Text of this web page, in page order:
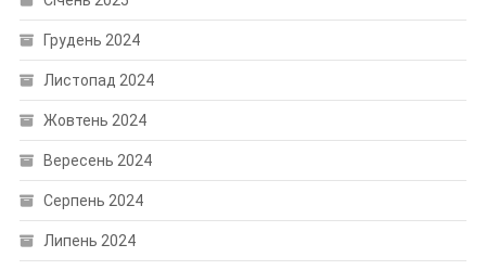
Грудень 2024
Листопад 2024
Жовтень 2024
Вересень 2024
Серпень 2024
Липень 2024